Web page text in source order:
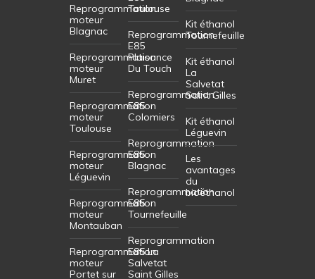
Reprogrammation
moteur
Blagnac
Reprogrammation
moteur
Muret
Reprogrammation
moteur
Toulouse
Reprogrammation
moteur
Léguevin
Reprogrammation
moteur
Montauban
Reprogrammation
moteur
Portet sur
Toulouse
Reprogrammation
E85
Plaisance
Du Touch
Reprogrammation
E85
Colomiers
Reprogrammation
E85
Blagnac
Reprogrammation
E85
Tournefeuille
Reprogrammation
E85 La
Salvetat
Saint Gilles
Kit éthanol
Tournefeuille
Kit éthanol
La
Salvetat
Saint Gilles
Kit éthanol
Léguevin
Les
avantages
du
bioéthanol